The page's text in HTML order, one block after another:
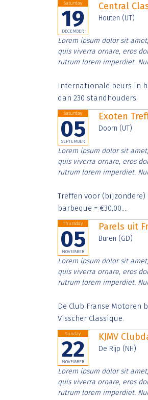
Saturday
19
DECEMBER
Central
Houten (UT)
Lorem ipsum dolor sit
quis viverra ornare, eros
rutrum lorem imperdiet.
Internationale beurs in
dan 230 standhouders
Saturday
05
SEPTEMBER
Exoten
Doorn (UT)
Lorem ipsum dolor sit
quis viverra ornare, eros
rutrum lorem imperdiet.
Treffen voor (bijzondere)
barbeque = €30,00....
Thursday
05
NOVEMBER
Parels uit
Buren (GD)
Lorem ipsum dolor sit
quis viverra ornare, eros
rutrum lorem imperdiet.
De Club Franse Motoren
Visscher Classique.
Sunday
22
NOVEMBER
KJMV
De Rijp (NH)
Lorem ipsum dolor sit
quis viverra ornare, eros
rutrum lorem imperdiet.